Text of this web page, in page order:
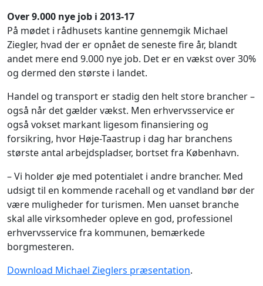
Over 9.000 nye job i 2013-17
På mødet i rådhusets kantine gennemgik Michael
Ziegler, hvad der er opnået de seneste fire år, blandt
andet mere end 9.000 nye job. Det er en vækst over 30%
og dermed den største i landet.
Handel og transport er stadig den helt store brancher –
også når det gælder vækst. Men erhvervsservice er
også vokset markant ligesom finansiering og
forsikring, hvor Høje-Taastrup i dag har branchens
største antal arbejdspladser, bortset fra København.
– Vi holder øje med potentialet i andre brancher. Med
udsigt til en kommende racehall og et vandland bør der
være muligheder for turismen. Men uanset branche
skal alle virksomheder opleve en god, professionel
erhvervsservice fra kommunen, bemærkede
borgmesteren.
Download Michael Zieglers præsentation.